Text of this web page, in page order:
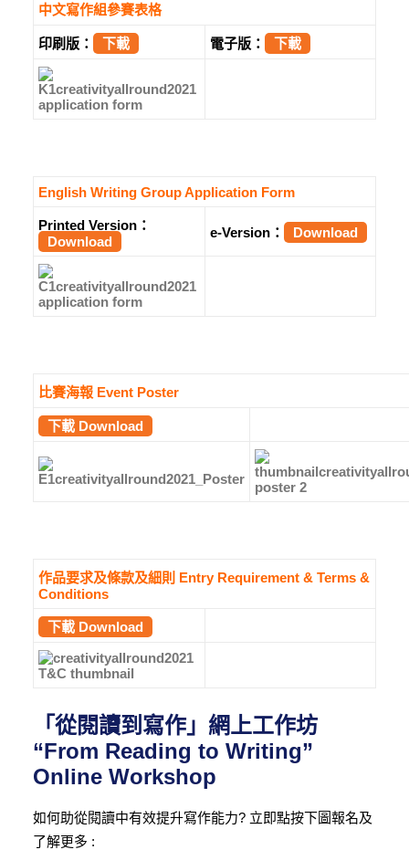
中文寫作組參賽表格
印刷版： 下載 電子版： 下載
English Writing Group Application Form
Printed Version：
Download
e-Version： Download
比賽海報 Event Poster
下載 Download
作品要求及條款及細則 Entry Requirement & Terms &
Conditions
下載 Download
「從閱讀到寫作」網上工作坊
“From Reading to Writing”
Online Workshop
如何助從閱讀中有效提升寫作能力? 立即點按下圖報名及
了解更多 :